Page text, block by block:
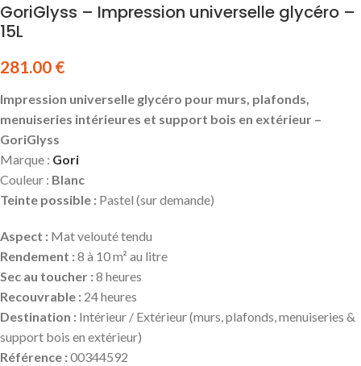
GoriGlyss – Impression universelle glycéro –
15L
281.00 €
Impression universelle glycéro pour murs, plafonds,
menuiseries intérieures et support bois en extérieur –
GoriGlyss
Marque : Gori
Couleur : Blanc
Teinte possible : Pastel (sur demande)
Aspect : Mat velouté tendu
Rendement :8 à 10 m² au litre
Sec au toucher :8 heures
Recouvrable : 24 heures
Destination : Intérieur / Extérieur (murs, plafonds, menuiseries &
support bois en extérieur)
Référence :00344592